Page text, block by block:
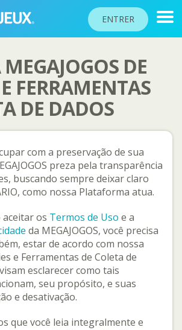
ENTRER
site
DE
FERRAMENTAS
DE DADOS
com a preservação de sua
preza pela transparência
buscando sempre deixar claro
como nossa Plataforma atua.
os Termos de Uso e a
da MEGAJOGOS, você precisa
estar de acordo com nossa
e Ferramentas de Coleta de
esclarecer como tais
seu propósito, e suas
e desativação.
que você leia integralmente e